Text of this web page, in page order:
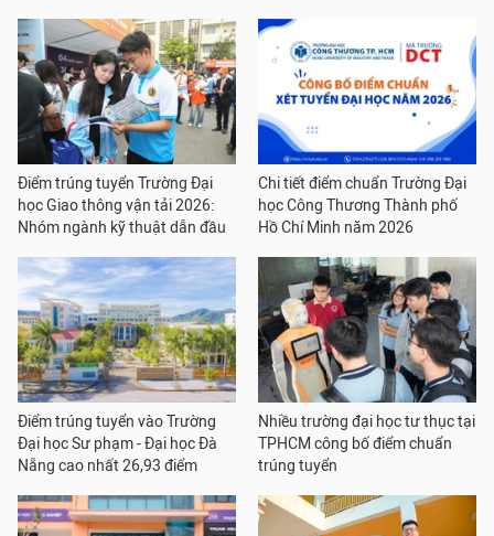
Điểm trúng tuyển Trường Đại
học Giao thông vận tải 2026:
Nhóm ngành kỹ thuật dẫn đầu
Chi tiết điểm chuẩn Trường Đại
học Công Thương Thành phố
Hồ Chí Minh năm 2026
Điểm trúng tuyển vào Trường
Đại học Sư phạm - Đại học Đà
Nẵng cao nhất 26,93 điểm
Nhiều trường đại học tư thục tại
TPHCM công bố điểm chuẩn
trúng tuyển